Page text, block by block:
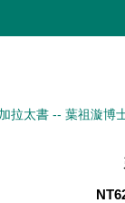
拉太書 -- 葉祖漩博